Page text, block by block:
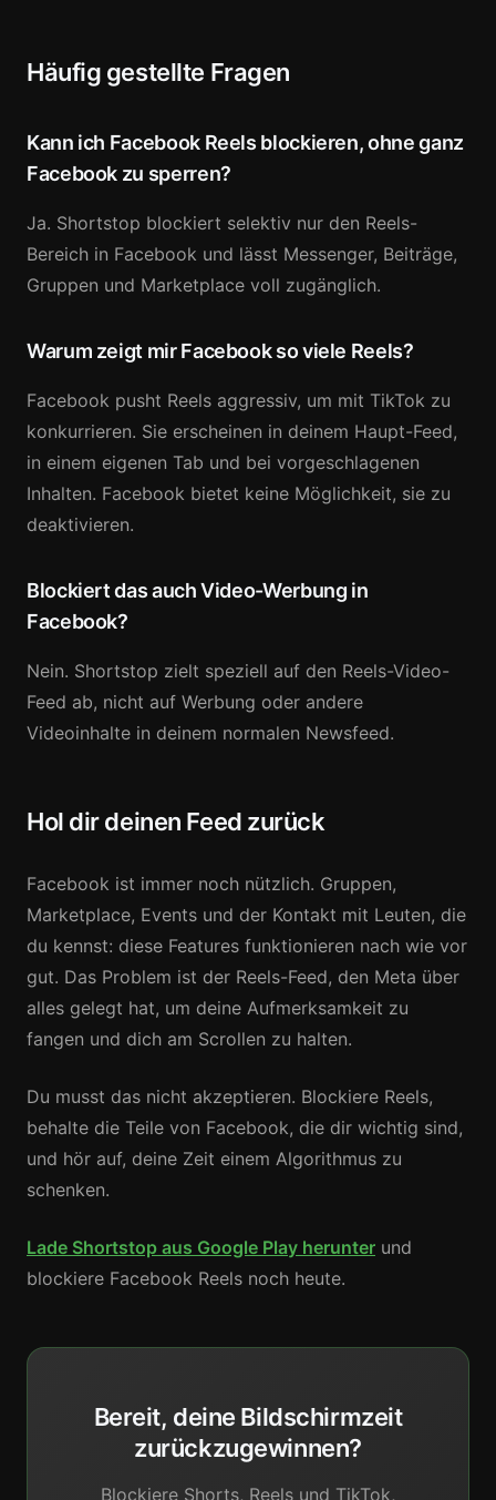
Häufig gestellte Fragen
Kann ich Facebook Reels blockieren, ohne ganz
Facebook zu sperren?
Ja. Shortstop blockiert selektiv nur den Reels-
Bereich in Facebook und lässt Messenger, Beiträge,
Gruppen und Marketplace voll zugänglich.
Warum zeigt mir Facebook so viele Reels?
Facebook pusht Reels aggressiv, um mit TikTok zu
konkurrieren. Sie erscheinen in deinem Haupt-Feed,
in einem eigenen Tab und bei vorgeschlagenen
Inhalten. Facebook bietet keine Möglichkeit, sie zu
deaktivieren.
Blockiert das auch Video-Werbung in
Facebook?
Nein. Shortstop zielt speziell auf den Reels-Video-
Feed ab, nicht auf Werbung oder andere
Videoinhalte in deinem normalen Newsfeed.
Hol dir deinen Feed zurück
Facebook ist immer noch nützlich. Gruppen,
Marketplace, Events und der Kontakt mit Leuten, die
du kennst: diese Features funktionieren nach wie vor
gut. Das Problem ist der Reels-Feed, den Meta über
alles gelegt hat, um deine Aufmerksamkeit zu
fangen und dich am Scrollen zu halten.
Du musst das nicht akzeptieren. Blockiere Reels,
behalte die Teile von Facebook, die dir wichtig sind,
und hör auf, deine Zeit einem Algorithmus zu
schenken.
Lade Shortstop aus Google Play herunter und
blockiere Facebook Reels noch heute.
Bereit, deine Bildschirmzeit
zurückzugewinnen?
Blockiere Shorts, Reels und TikTok,